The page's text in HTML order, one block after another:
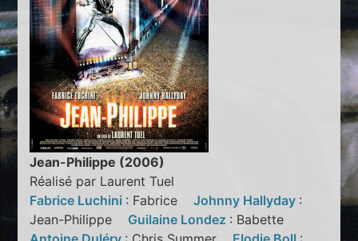
Jean-Philippe (2006)
Réalisé par Laurent Tuel
Fabrice Luchini : FabriceJohnny Hallyday :
Jean-Philippe Guilaine Londez : Babette